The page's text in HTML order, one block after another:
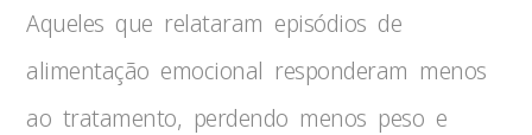
Aqueles que relataram episódios de
alimentação emocional responderam menos
ao tratamento, perdendo menos peso e